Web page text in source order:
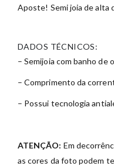
Aposte! Semi joia de alta
DADOS TÉCNICOS:
– Semijoia com banho de
– Comprimento da
– Possui tecnologia
ATENÇÃO: Em
as cores da foto podem